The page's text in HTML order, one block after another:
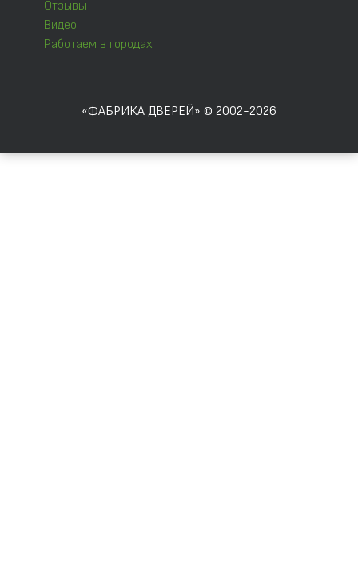
Отзывы
Видео
Работаем в городах
«ФАБРИКА ДВЕРЕЙ» © 2002-2026